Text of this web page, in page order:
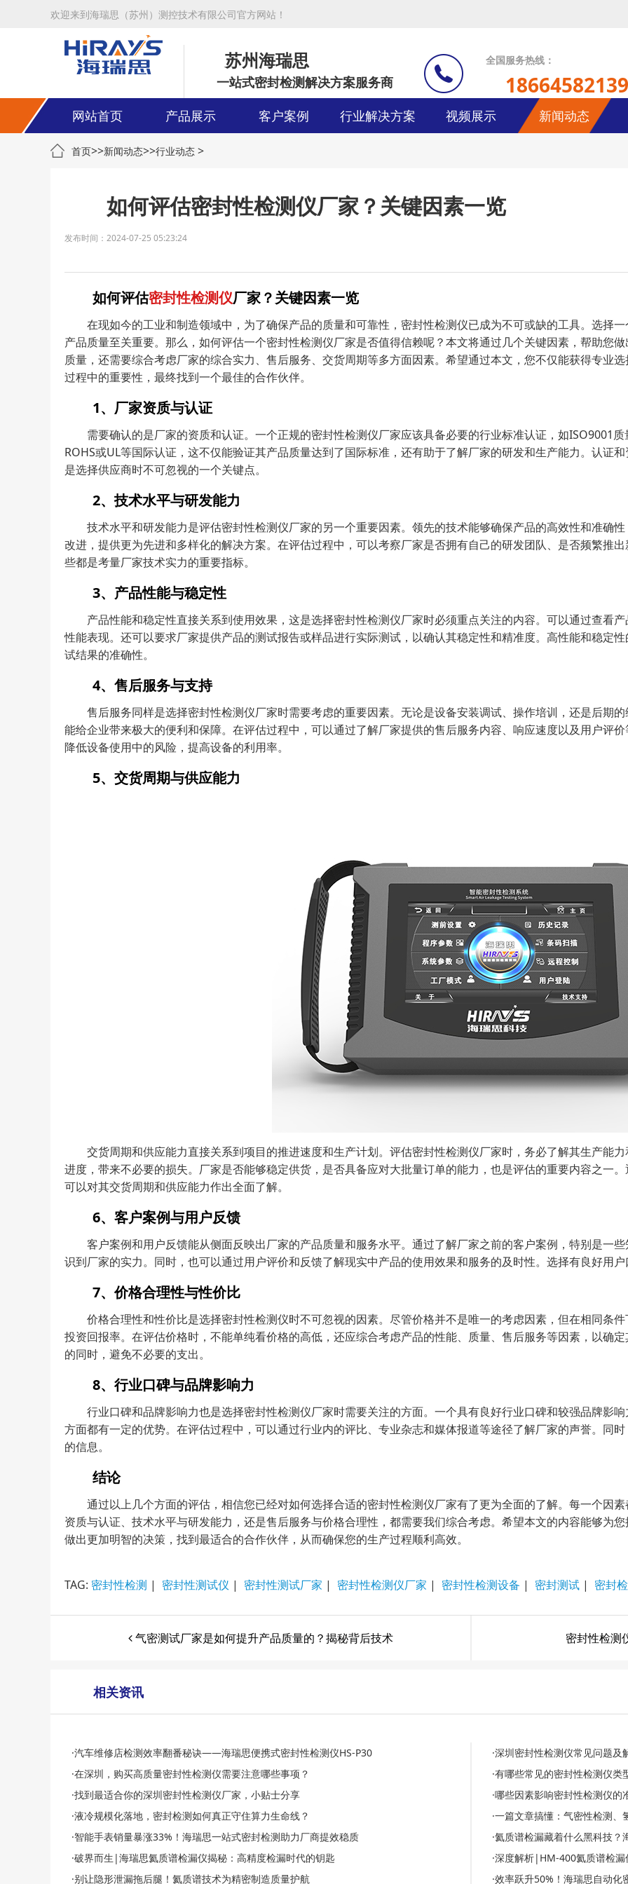
欢迎来到海瑞思（苏州）测控技术有限公司官方网站！
苏州海瑞思
一站式密封检测解决方案服务商
全国服务热线：
18664582139
网站首页 产品展示 客户案例 行业解决方案 视频展示 新闻动态
首页>>新闻动态>>行业动态 >
如何评估密封性检测仪厂家？关键因素一览
发布时间：2024-07-25 05:23:24
如何评估密封性检测仪厂家？关键因素一览
在现如今的工业和制造领域中，为了确保产品的质量和可靠性，密封性检测仪已成为不可或缺的工具。选择
产品质量至关重要。那么，如何评估一个密封性检测仪厂家是否值得信赖呢？本文将通过几个关键因素，帮助您
质量，还需要综合考虑厂家的综合实力、售后服务、交货周期等多方面因素。希望通过本文，您不仅能获得专业
过程中的重要性，最终找到一个最佳的合作伙伴。
1、厂家资质与认证
需要确认的是厂家的资质和认证。一个正规的密封性检测仪厂家应该具备必要的行业标准认证，如ISO9001
ROHS或UL等国际认证，这不仅能验证其产品质量达到了国际标准，还有助于了解厂家的研发和生产能力。认证
是选择供应商时不可忽视的一个关键点。
2、技术水平与研发能力
技术水平和研发能力是评估密封性检测仪厂家的另一个重要因素。领先的技术能够确保产品的高效性和准确
改进，提供更为先进和多样化的解决方案。在评估过程中，可以考察厂家是否拥有自己的研发团队、是否频繁推
些都是考量厂家技术实力的重要指标。
3、产品性能与稳定性
产品性能和稳定性直接关系到使用效果，这是选择密封性检测仪厂家时必须重点关注的内容。可以通过查看
性能表现。还可以要求厂家提供产品的测试报告或样品进行实际测试，以确认其稳定性和精准度。高性能和稳定
试结果的准确性。
4、售后服务与支持
售后服务同样是选择密封性检测仪厂家时需要考虑的重要因素。无论是设备安装调试、操作培训，还是后期
能给企业带来极大的便利和保障。在评估过程中，可以通过了解厂家提供的售后服务内容、响应速度以及用户评
降低设备使用中的风险，提高设备的利用率。
5、交货周期与供应能力
交货周期和供应能力直接关系到项目的推进速度和生产计划。评估密封性检测仪厂家时，务必了解其生产能
进度，带来不必要的损失。厂家是否能够稳定供货，是否具备应对大批量订单的能力，也是评估的重要内容之一
可以对其交货周期和供应能力作出全面了解。
6、客户案例与用户反馈
客户案例和用户反馈能从侧面反映出厂家的产品质量和服务水平。通过了解厂家之前的客户案例，特别是一
识到厂家的实力。同时，也可以通过用户评价和反馈了解现实中产品的使用效果和服务的及时性。选择有良好用
7、价格合理性与性价比
价格合理性和性价比是选择密封性检测仪时不可忽视的因素。尽管价格并不是唯一的考虑因素，但在相同条
投资回报率。在评估价格时，不能单纯看价格的高低，还应综合考虑产品的性能、质量、售后服务等因素，以确
的同时，避免不必要的支出。
8、行业口碑与品牌影响力
行业口碑和品牌影响力也是选择密封性检测仪厂家时需要关注的方面。一个具有良好行业口碑和较强品牌影
方面都有一定的优势。在评估过程中，可以通过行业内的评比、专业杂志和媒体报道等途径了解厂家的声誉。同
的信息。
结论
通过以上几个方面的评估，相信您已经对如何选择合适的密封性检测仪厂家有了更为全面的了解。每一个因
资质与认证、技术水平与研发能力，还是售后服务与价格合理性，都需要我们综合考虑。希望本文的内容能够为
做出更加明智的决策，找到最适合的合作伙伴，从而确保您的生产过程顺利高效。
TAG: 密封性检测 | 密封性测试仪 | 密封性测试厂家 | 密封性检测仪厂家 | 密封性检测设备 | 密封测试 | 密封
气密测试厂家是如何提升产品质量的？揭秘背后技术 密封性检测
相关资讯
·汽车维修店检测效率翻番秘诀——海瑞思便携式密封性检测仪HS-P30
·深圳密封性检测仪常见问题及
·在深圳，购买高质量密封性检测仪需要注意哪些事项？
·有哪些常见的密封性检测仪
·找到最适合你的深圳密封性检测仪厂家，小贴士分享
·哪些因素影响密封性检测仪的
·液冷规模化落地，密封检测如何真正守住算力生命线？
·一篇文章搞懂：气密性检测
·智能手表销量暴涨33%！海瑞思一站式密封检测助力厂商提效稳质
·氦质谱检漏藏着什么黑科技
·破界而生|海瑞思氦质谱检漏仪揭秘：高精度检漏时代的钥匙
·深度解析|HM-400氦质谱检
·别让隐形泄漏拖后腿！氦质谱技术为精密制造质量护航
·效率跃升50%！海瑞思自动